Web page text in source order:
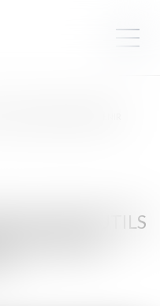
VOUS AIDER À INTERVENIR
: DES OUTILS